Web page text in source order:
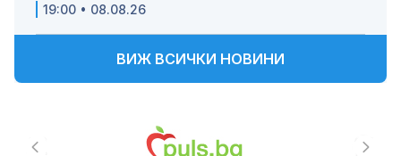
19:00 • 08.08.26
ВИЖ ВСИЧКИ НОВИНИ